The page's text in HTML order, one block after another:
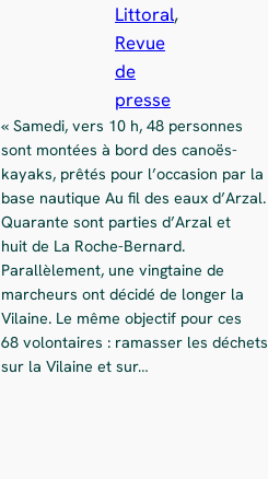
Littoral
Revue
de
presse
« Samedi, vers 10 h, 48 personnes
sont montées à bord des canoës-
kayaks, prêtés pour l’occasion par la
base nautique Au fil des eaux d’Arzal.
Quarante sont parties d’Arzal et
huit de La Roche-Bernard.
Parallèlement, une vingtaine de
marcheurs ont décidé de longer la
Vilaine. Le même objectif pour ces
68 volontaires : ramasser les déchets
sur la Vilaine et sur…